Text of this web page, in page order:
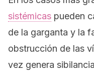
sistémicas pueden
de la garganta y la
obstrucción de las
vez genera